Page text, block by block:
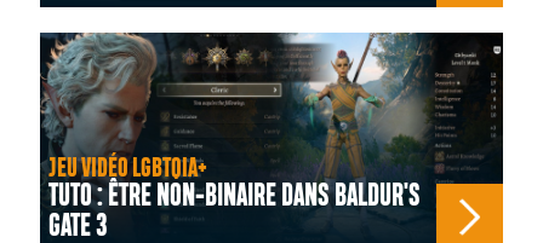
JEU VIDÉO LGBTQIA+
TUTO : ÊTRE NON-BINAIRE DANS BALDUR'S
GATE 3